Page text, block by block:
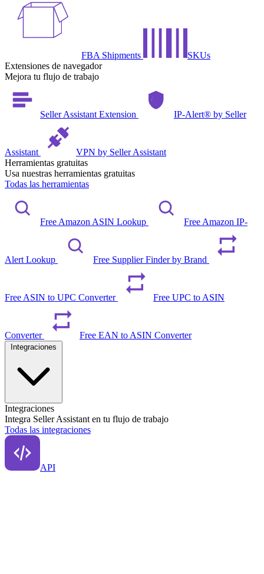
FBA Shipments
SKUs
Extensiones de navegador
Mejora tu flujo de trabajo
Seller Assistant Extension IP-Alert® by Seller
Assistant
VPN by Seller Assistant
Herramientas gratuitas
Usa nuestras herramientas gratuitas
Todas las herramientas
Free Amazon ASIN Lookup Free Amazon IP-
Alert Lookup Free Supplier Finder by Brand
Free ASIN to UPC Converter Free UPC to ASIN
Converter Free EAN to ASIN Converter
Integraciones
Integra Seller Assistant en tu flujo de trabajo
Todas las integraciones
API